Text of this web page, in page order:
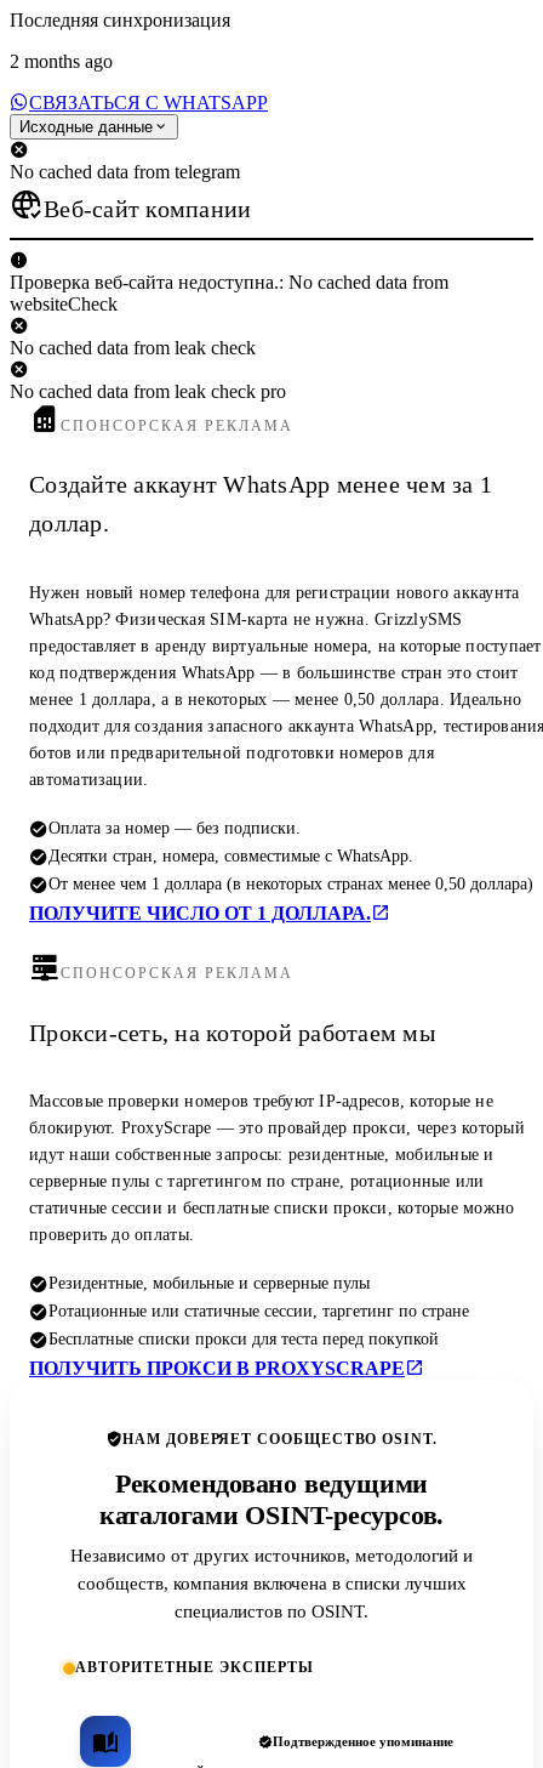
Последняя синхронизация
2 months ago
СВЯЗАТЬСЯ С WHATSAPP
Исходные данные
No cached data from telegram
Веб-сайт компании
Проверка веб-сайта недоступна.: No cached data from
websiteCheck
No cached data from leak check
No cached data from leak check pro
СПОНСОРСКАЯ РЕКЛАМА
Создайте аккаунт WhatsApp менее чем за 1
доллар.
Нужен новый номер телефона для регистрации нового аккаунта
WhatsApp? Физическая SIM-карта не нужна. GrizzlySMS
предоставляет в аренду виртуальные номера, на которые поступает
код подтверждения WhatsApp — в большинстве стран это стоит
менее 1 доллара, а в некоторых — менее 0,50 доллара. Идеально
подходит для создания запасного аккаунта WhatsApp,
ботов или предварительной подготовки номеров для
автоматизации.
Оплата за номер — без подписки.
Десятки стран, номера, совместимые с WhatsApp.
От менее чем 1 доллара (в некоторых странах менее 0,50 доллара)
ПОЛУЧИТЕ ЧИСЛО ОТ 1 ДОЛЛАРА.
СПОНСОРСКАЯ РЕКЛАМА
Прокси-сеть, на которой работаем мы
Массовые проверки номеров требуют IP-адресов, которые не
блокируют. ProxyScrape — это провайдер прокси, через который
идут наши собственные запросы: резидентные, мобильные и
серверные пулы с таргетингом по стране, ротационные или
статичные сессии и бесплатные списки прокси, которые можно
проверить до оплаты.
Резидентные, мобильные и серверные пулы
Ротационные или статичные сессии, таргетинг по стране
Бесплатные списки прокси для теста перед покупкой
ПОЛУЧИТЬ ПРОКСИ В PROXYSCRAPE
НАМ ДОВЕРЯЕТ СООБЩЕСТВО OSINT.
Рекомендовано ведущими
каталогами OSINT-ресурсов.
Независимо от других источников, методологий и
сообществ, компания включена в списки лучших
специалистов по OSINT.
АВТОРИТЕТНЫЕ ЭКСПЕРТЫ
Подтвержденное упоминание